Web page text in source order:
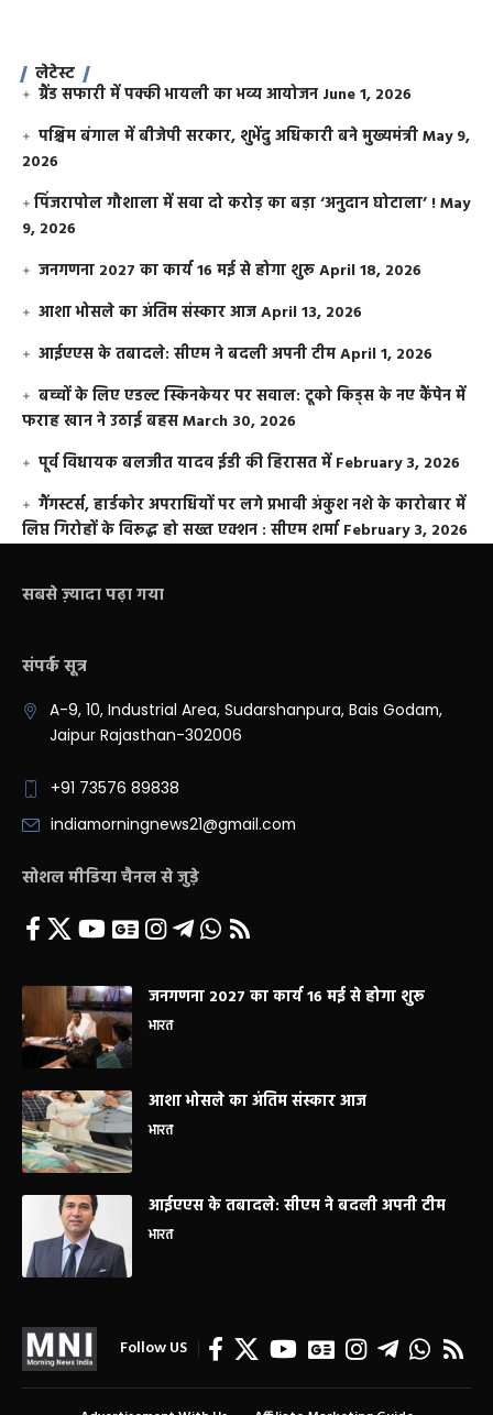
लेटेस्ट
ग्रैंड सफारी में पक्की भायली का भव्य आयोजन June 1, 2026
पश्चिम बंगाल में बीजेपी सरकार, शुभेंदु अधिकारी बने मुख्यमंत्रीMay 9,
2026
​पिंजरापोल गौशाला में सवा दो करोड़ का बड़ा ‘अनुदान घोटाला’ !May
9, 2026
जनगणना 2027 का कार्य 16 मई से होगा शुरूApril 18, 2026
आशा भोसले का अंतिम संस्कार आजApril 13, 2026
आईएएस के तबादले: सीएम ने बदली अपनी टीमApril 1, 2026
बच्चों के लिए एडल्ट स्किनकेयर पर सवाल: टूको किड्स के नए कैंपेन में
फराह खान ने उठाई बहसMarch 30, 2026
पूर्व विधायक बलजीत यादव ईडी की हिरासत में February 3, 2026
गैंगस्टर्स, हार्डकोर अपराधियों पर लगे प्रभावी अंकुश नशे के कारोबार में
लिप्त गिरोहों के विरूद्ध हो सख्त एक्शन : सीएम शर्मा February 3, 2026
सबसे ज़्यादा पढ़ा गया
संपर्क सूत्र
A-9, 10, Industrial Area, Sudarshanpura, Bais Godam,
Jaipur Rajasthan-302006
+91 73576 89838
indiamorningnews21@gmail.com
सोशल मीडिया चैनल से जुड़े
जनगणना 2027 का कार्य 16 मई से होगा शुरू
भारत
आशा भोसले का अंतिम संस्कार आज
भारत
आईएएस के तबादले: सीएम ने बदली अपनी टीम
भारत
Follow US